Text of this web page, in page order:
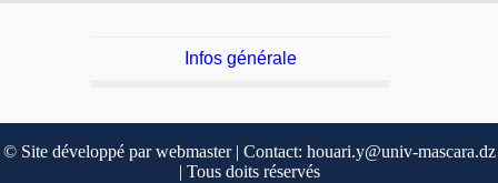
Infos générale
© Site développé par webmaster | Contact: houari.y@univ-mascara.dz
| Tous doits réservés